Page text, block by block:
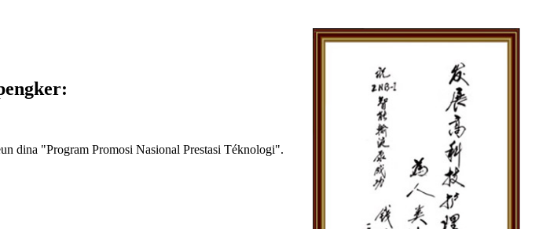
dina "Program Promosi Nasional Prestasi Téknologi".